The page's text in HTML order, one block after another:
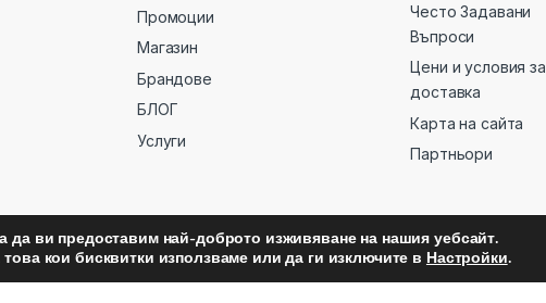
Промоции
Магазин
Брандове
БЛОГ
Услуги
Често Задавани
Въпроси
Цени и условия за
доставка
Карта на сайта
Партньори
да ви предоставим най-доброто изживяване на нашия уебсайт.
кои бисквитки използваме или да ги изключите в Настройки.